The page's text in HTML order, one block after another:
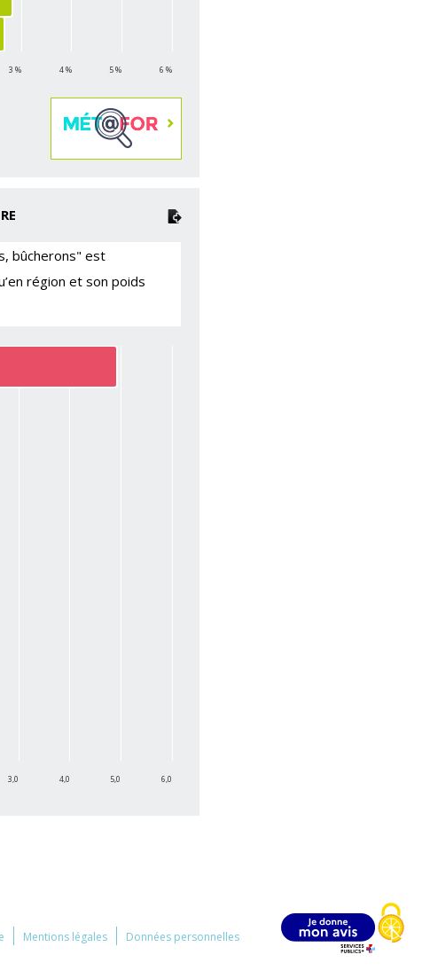
3 % 4 % 5 % 6 %
bûcherons" est
région et son poids
3,0 4,0 5,0 6,0
Mentions légales Données personnelles